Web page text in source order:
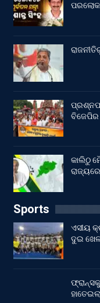
ପରଲୋକ
ବିଜେପିର
କାଲିଠୁ
Sports
ଏସୀୟ
ଦୁଇ